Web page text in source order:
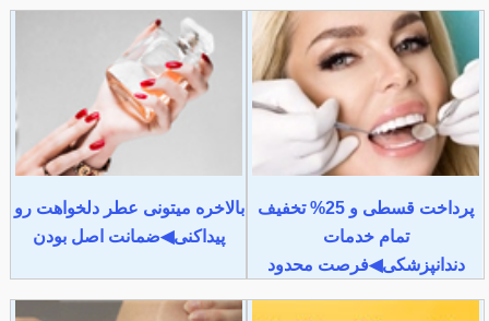
پرداخت قسطی و 25% تخفیف
تمام خدمات
دندانپزشکی◀فرصت محدود
بالاخره میتونی عطر دلخواهت رو
پیداکنی◀ضمانت اصل بودن